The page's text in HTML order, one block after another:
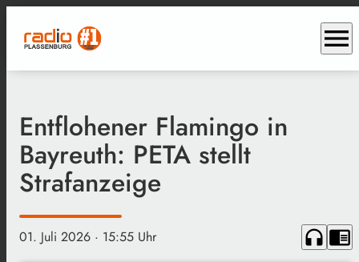
menu
Entflohener Flamingo in
Bayreuth: PETA stellt
Strafanzeige
01. Juli 2026 · 15:55 Uhr headphones chrome_reader_mode